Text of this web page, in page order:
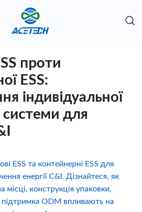
проти
ESS:
індивідуальної
системи для
ESS та контейнерні ESS для
енергії C&I. Дізнайтеся, як
місці, конструкція упаковки,
підтримка ODM впливають на